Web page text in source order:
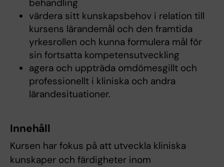
behandling
värdera sitt kunskapsbehov i relation till
kursens lärandemål och den framtida
yrkesrollen och kunna formulera mål för
sin fortsatta kompetensutveckling
agera och uppträda omdömesgillt och
professionellt i kliniska och andra
lärandesituationer.
Innehåll
Kursen har fokus på att utveckla kliniska
kunskaper och färdigheter inom